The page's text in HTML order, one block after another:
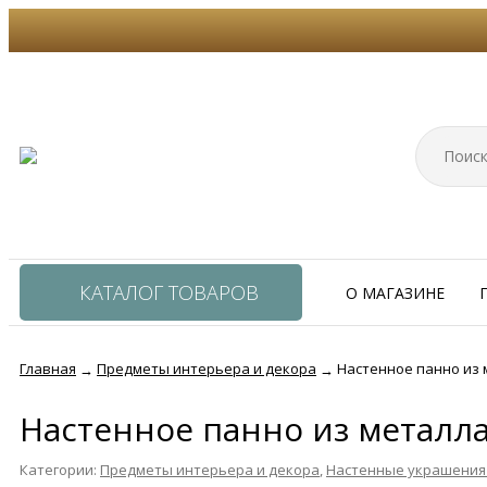
КАТАЛОГ ТОВАРОВ О МАГАЗИНЕ
Главная → Предметы интерьера и декора → Настенное панно из
Настенное панно из
Категории: Предметы интерьера и декора Настенные